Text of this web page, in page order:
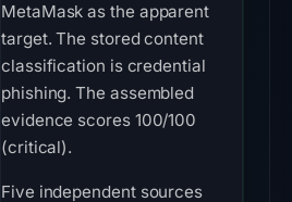
MetaMask as the apparent
target. The stored content
classification is credential
phishing. The assembled
evidence scores 100/100
(critical).
Five independent sources